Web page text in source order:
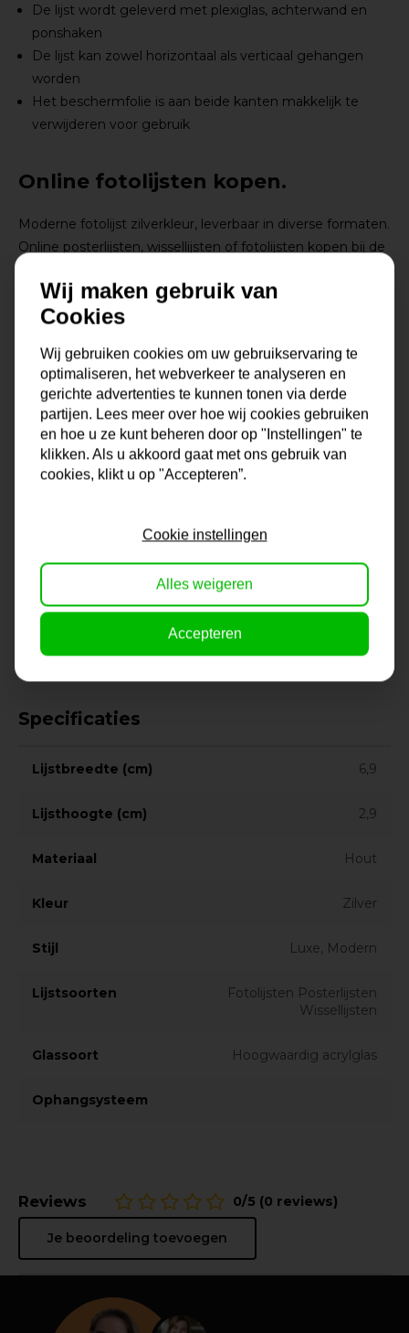
De lijst wordt geleverd met plexiglas, achterwand en
ponshaken
De lijst kan zowel horizontaal als verticaal gehangen
worden
Het beschermfolie is aan beide kanten makkelijk te
verwijderen voor gebruik
Online fotolijsten kopen.
Moderne fotolijst zilverkleur, leverbaar in diverse formaten.
Online posterlijsten, wissellijsten of fotolijsten kopen bij de
Want voor elk interieur, muur en stijl heeft Lijstengigant
passende lijsten. Fotolijsten, wissellijsten of posterlijsten,
met motief, een lichte of juist een donkere lijst, het is
allemaal mogelijk bij dé Lijstengigant van Nederland. De
keus in formaten is enorm en mocht jouw formaat er niet
bij zitten, dan kun je altijd contact met ons opnemen voor
een lijst op maat. Zo ben je altijd verzekerd van de juiste
lijst voor jouw foto, poster, diploma of wat je ook maar wilt
Onze lijsten komen uit eigen lijstenmakerij. Hierdoor ben
je verzekerd van kwaliteit en vakmanschap. En dat voor
Na je bestelling gaat onze lijstenmaker voor je aan de
slag. Gratis verzending vanaf €99,95!
Specificaties
Lijstbreedte (cm) 6,9
Lijsthoogte (cm) 2,9
Materiaal Hout
Kleur Zilver
Stijl Luxe, Modern
Lijstsoorten
Fotolijsten Posterlijsten
Wissellijsten
Glassoort Hoogwaardig acrylglas
Ophangsysteem
Reviews 0/5 (0 reviews)
Je beoordeling toevoegen
Wij maken gebruik van
Cookies
Wij gebruiken cookies om uw gebruikservaring te
optimaliseren, het webverkeer te analyseren en
gerichte advertenties te kunnen tonen via derde
partijen. Lees meer over hoe wij cookies gebruiken
en hoe u ze kunt beheren door op "Instellingen" te
klikken. Als u akkoord gaat met ons gebruik van
cookies, klikt u op "Accepteren”.
Cookie instellingen
Alles weigeren
Accepteren